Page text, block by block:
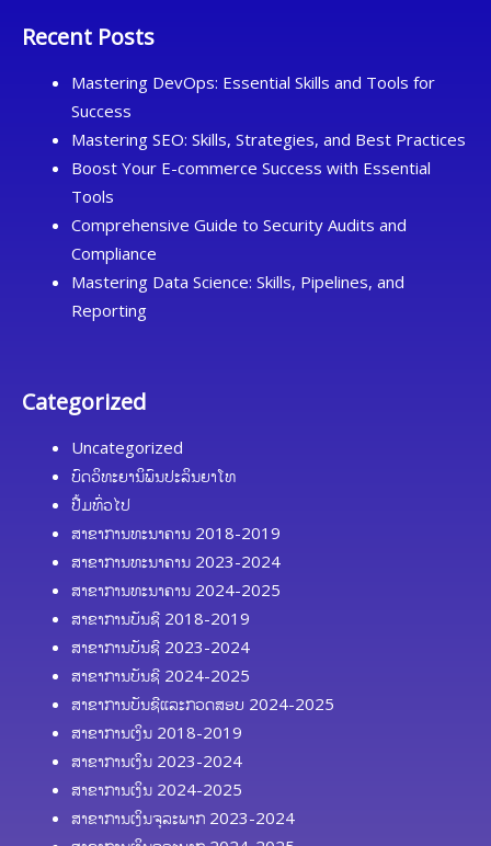
Recent Posts
Mastering DevOps: Essential Skills and Tools for
Success
Mastering SEO: Skills, Strategies, and Best Practices
Boost Your E-commerce Success with Essential
Tools
Comprehensive Guide to Security Audits and
Compliance
Mastering Data Science: Skills, Pipelines, and
Reporting
Categorized
Uncategorized
ບົດວິທະຍານິພົນປະລິນຍາໂທ
ປື້ມທົ່ວໄປ
ສາຂາການທະນາຄານ 2018-2019
ສາຂາການທະນາຄານ 2023-2024
ສາຂາການທະນາຄານ 2024-2025
ສາຂາການບັນຊີ 2018-2019
ສາຂາການບັນຊີ 2023-2024
ສາຂາການບັນຊີ 2024-2025
ສາຂາການບັນຊີແລະກວດສອບ 2024-2025
ສາຂາການເງິນ 2018-2019
ສາຂາການເງິນ 2023-2024
ສາຂາການເງິນ 2024-2025
ສາຂາການເງິນຈຸລະພາກ 2023-2024